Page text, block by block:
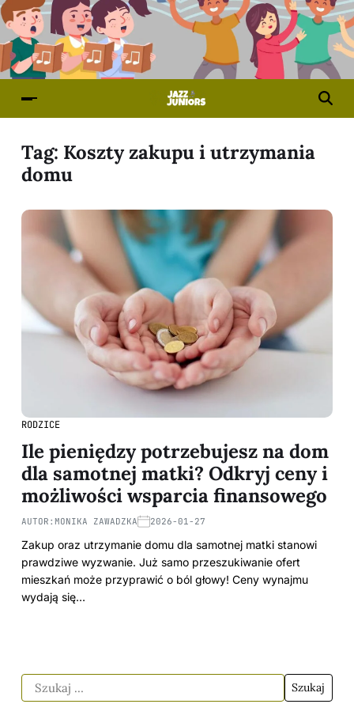
Tag: Koszty zakupu i utrzymania
domu
RODZICE
Ile pieniędzy potrzebujesz na dom
dla samotnej matki? Odkryj ceny i
możliwości wsparcia finansowego
AUTOR: MONIKA ZAWADZKA 2026-01-27
Zakup oraz utrzymanie domu dla samotnej matki stanowi
prawdziwe wyzwanie. Już samo przeszukiwanie ofert
mieszkań może przyprawić o ból głowy! Ceny wynajmu
wydają się…